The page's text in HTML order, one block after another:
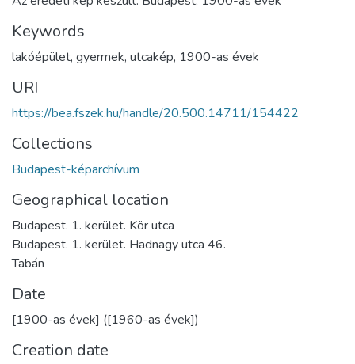
Keywords
lakóépület, gyermek, utcakép, 1900-as évek
URI
https://bea.fszek.hu/handle/20.500.14711/154422
Collections
Budapest-képarchívum
Geographical location
Budapest. 1. kerület. Kör utca
Budapest. 1. kerület. Hadnagy utca 46.
Tabán
Date
[1900-as évek] ([1960-as évek])
Creation date